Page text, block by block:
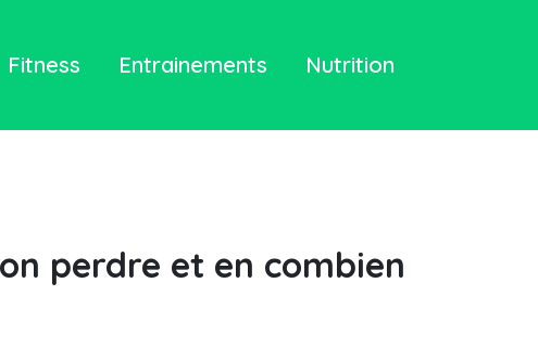
Fitness Entrainements Nutrition
perdre et en combien